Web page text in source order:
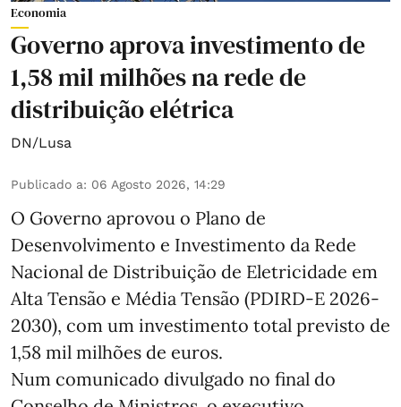
Economia
Governo aprova investimento de
1,58 mil milhões na rede de
distribuição elétrica
DN/Lusa
Publicado a: 06 Agosto 2026, 14:29
O Governo aprovou o Plano de
Desenvolvimento e Investimento da Rede
Nacional de Distribuição de Eletricidade em
Alta Tensão e Média Tensão (PDIRD-E 2026-
2030), com um investimento total previsto de
1,58 mil milhões de euros.
Num comunicado divulgado no final do